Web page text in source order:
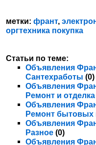
метки:франт,
оргтехника покупка
Статьи по теме:
Объявления
Сантехработы (0)
Объявления
Ремонт и отделка
Объявления
Ремонт бытовых
Объявления
Разное (0)
Объявления